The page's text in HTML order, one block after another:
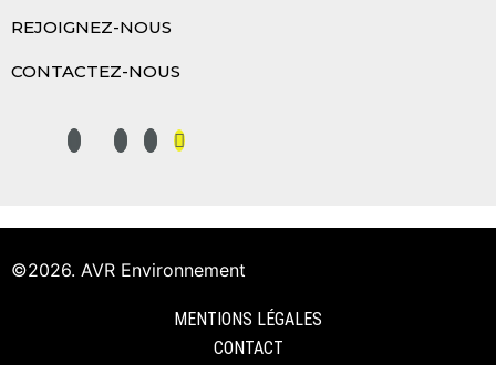
REJOIGNEZ-NOUS
CONTACTEZ-NOUS
©2026. AVR Environnement
MENTIONS LÉGALES
CONTACT